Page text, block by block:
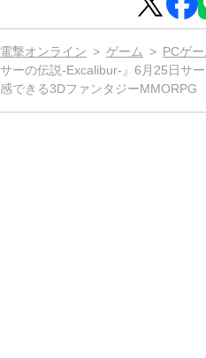
電撃オンライン ゲーム PCゲ
サーの伝説-Excalibur-』6月25日サ
感できる3DファンタジーMMORPG